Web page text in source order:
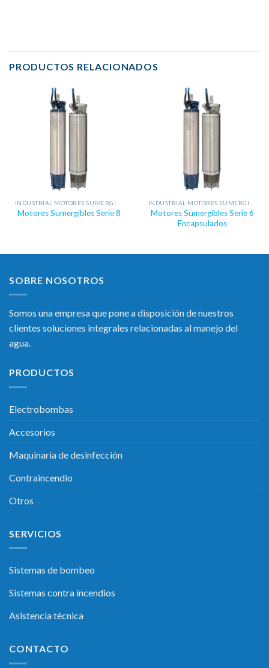
PRODUCTOS RELACIONADOS
Motores Sumergibles Serie 8
Motores Sumergibles Serie 6
Encapsulados
SOBRE NOSOTROS
Somos una empresa que pone a disposición de nuestros
clientes soluciones integrales relacionadas al manejo del
agua.
PRODUCTOS
Electrobombas
Accesorios
Maquinaria de desinfección
Contraincendio
Otros
SERVICIOS
Sistemas de bombeo
Sistemas contra incendios
Asistencia técnica
CONTACTO